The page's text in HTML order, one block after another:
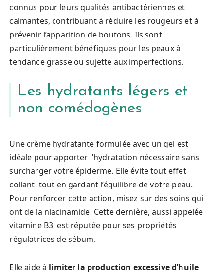
connus pour leurs qualités antibactériennes et
calmantes, contribuant à réduire les rougeurs et à
prévenir l’apparition de boutons. Ils sont
particulièrement bénéfiques pour les peaux à
tendance grasse ou sujette aux imperfections.
Les hydratants légers et
non comédogènes
Une crème hydratante formulée avec un gel est
idéale pour apporter l’hydratation nécessaire sans
surcharger votre épiderme. Elle évite tout effet
collant, tout en gardant l’équilibre de votre peau.
Pour renforcer cette action, misez sur des soins qui
ont de la niacinamide. Cette dernière, aussi appelée
vitamine B3, est réputée pour ses propriétés
régulatrices de sébum.
Elle aide à limiter la production excessive d’huile